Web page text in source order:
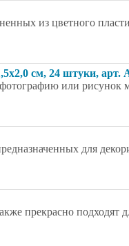
из цветного
см, 24 штуки, арт.
или рисунок
для
прекрасно подходят